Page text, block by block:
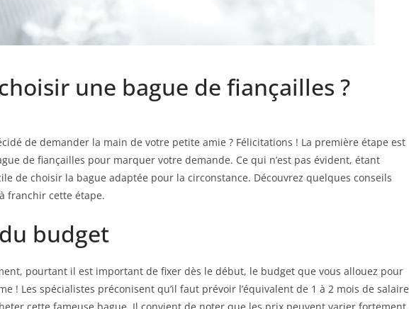
une bague de fiançailles ?
de demander la main de votre petite amie ? Félicitations ! La première étape est
de fiançailles pour marquer votre demande. Ce qui n’est pas évident, étant
de choisir la bague adaptée pour la circonstance. Découvrez quelques conseils
franchir cette étape.
budget
pourtant il est important de fixer dès le début, le budget que vous allouez pour
! Les spécialistes préconisent qu’il faut prévoir l’équivalent de 1 à 2 mois de salaire